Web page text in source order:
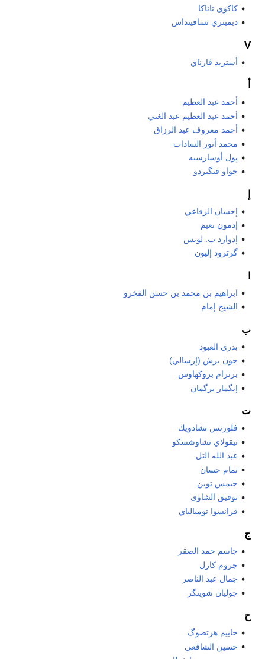
كاكوي تاناكا
ديميتري تسافينداس
V
أستريد ڤارناي
أحمد عبد العظيم
أحمد عبد العظيم عبد الغني
أحمد معروف عبد الرزاق
محمد أنور السادات
پول أوسارسيه
جواو فيگيردو
إحسان الرفاعي
إدمون نعيم
إدوارد ب. لويس
گرترود إليون
ابراهيم بن محمد بن حسن الفخرو
الشيخ إمام
ب
بدري العبود
جون برش (إرسالي)
برترام بروكهاوس
إنگمار برگمان
ت
فلورنس تشادويك
نيقولاي تشاوشسكو
عبد الله التل
تمام حسان
جيمس توبن
توفيق الشاوى
فرانسوا تومبالباي
ج
جاسم حمد الصقر
جروم كارل
جمال عبد الناصر
جوليان شوينگر
ح
حاييم هرتصوگ
حسين الشافعي